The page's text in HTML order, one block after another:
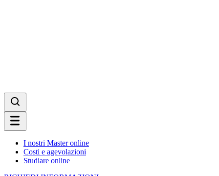
I nostri Master online
Costi e agevolazioni
Studiare online